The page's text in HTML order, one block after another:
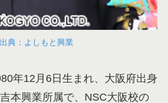
出典：よしもと興業
年12月6日生まれ、大阪府出身
本興業所属で、NSC大阪校の